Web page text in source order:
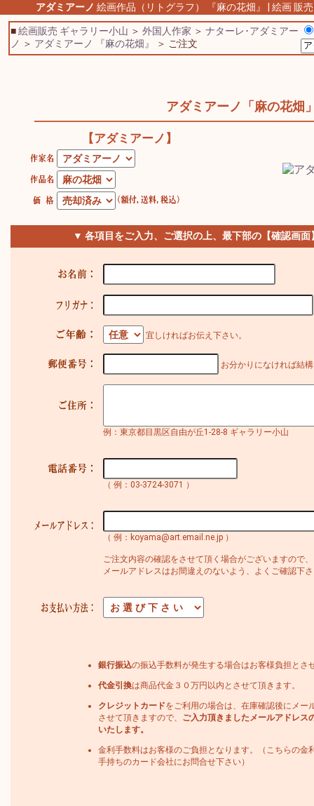
アダミアーノ 絵画作品（リトグラフ） 『麻の花畑』 | 絵画 販
■絵画販売 ギャラリー小山 ＞ 外国人作家 ＞ ナターレ･アダミアー
ノ ＞ アダミアーノ 『麻の花畑』 ＞ ご注文
アダミアーノ「麻の花畑
【アダミアーノ】
▼ 各項目をご入力、ご選択の上、最下部の【確認画
宜しければお伝え下さい。
お分かりになければ結
例：東京都目黒区自由が丘1-28-8 ギャラリー小山
（ 例：03-3724-3071 ）
（ 例：koyama@art.email.ne.jp ）
ご注文内容の確認をさせて頂く場合がございますので、
メールアドレスはお間違えのないよう、よくご確認下
銀行振込の振込手数料が発生する場合はお客様負担とさ
代金引換は商品代金３０万円以内とさせて頂きます。
クレジットカードをご利用の場合は、在庫確認後にメー
させて頂きますので、
ご入力頂きましたメールアドレス
いたします。
金利手数料はお客様のご負担となります。（こちらの金
手持ちのカード会社にお問合せ下さい）